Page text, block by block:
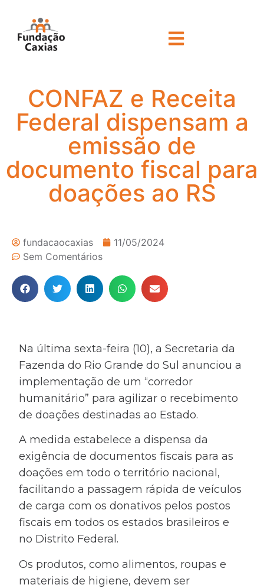
CONFAZ e Receita
Federal dispensam a
emissão de
documento fiscal para
doações ao RS
fundacaocaxias
11/05/2024
Sem Comentários
Na última sexta-feira (10), a Secretaria da
Fazenda do Rio Grande do Sul anunciou a
implementação de um “corredor
humanitário” para agilizar o recebimento
de doações destinadas ao Estado.
A medida estabelece a dispensa da
exigência de documentos fiscais para as
doações em todo o território nacional,
facilitando a passagem rápida de veículos
de carga com os donativos pelos postos
fiscais em todos os estados brasileiros e
no Distrito Federal.
Os produtos, como alimentos, roupas e
materiais de higiene, devem ser